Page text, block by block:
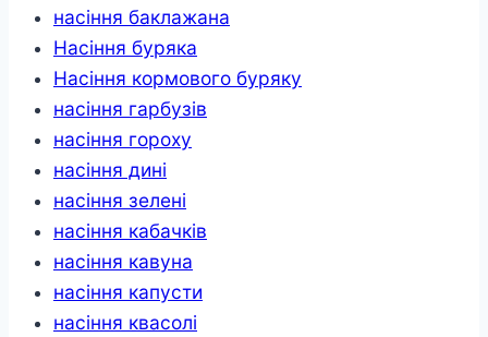
насіння баклажана
Насіння буряка
Насіння кормового буряку
насіння гарбузів
насіння гороху
насіння дині
насіння зелені
насіння кабачків
насіння кавуна
насіння капусти
насіння квасолі